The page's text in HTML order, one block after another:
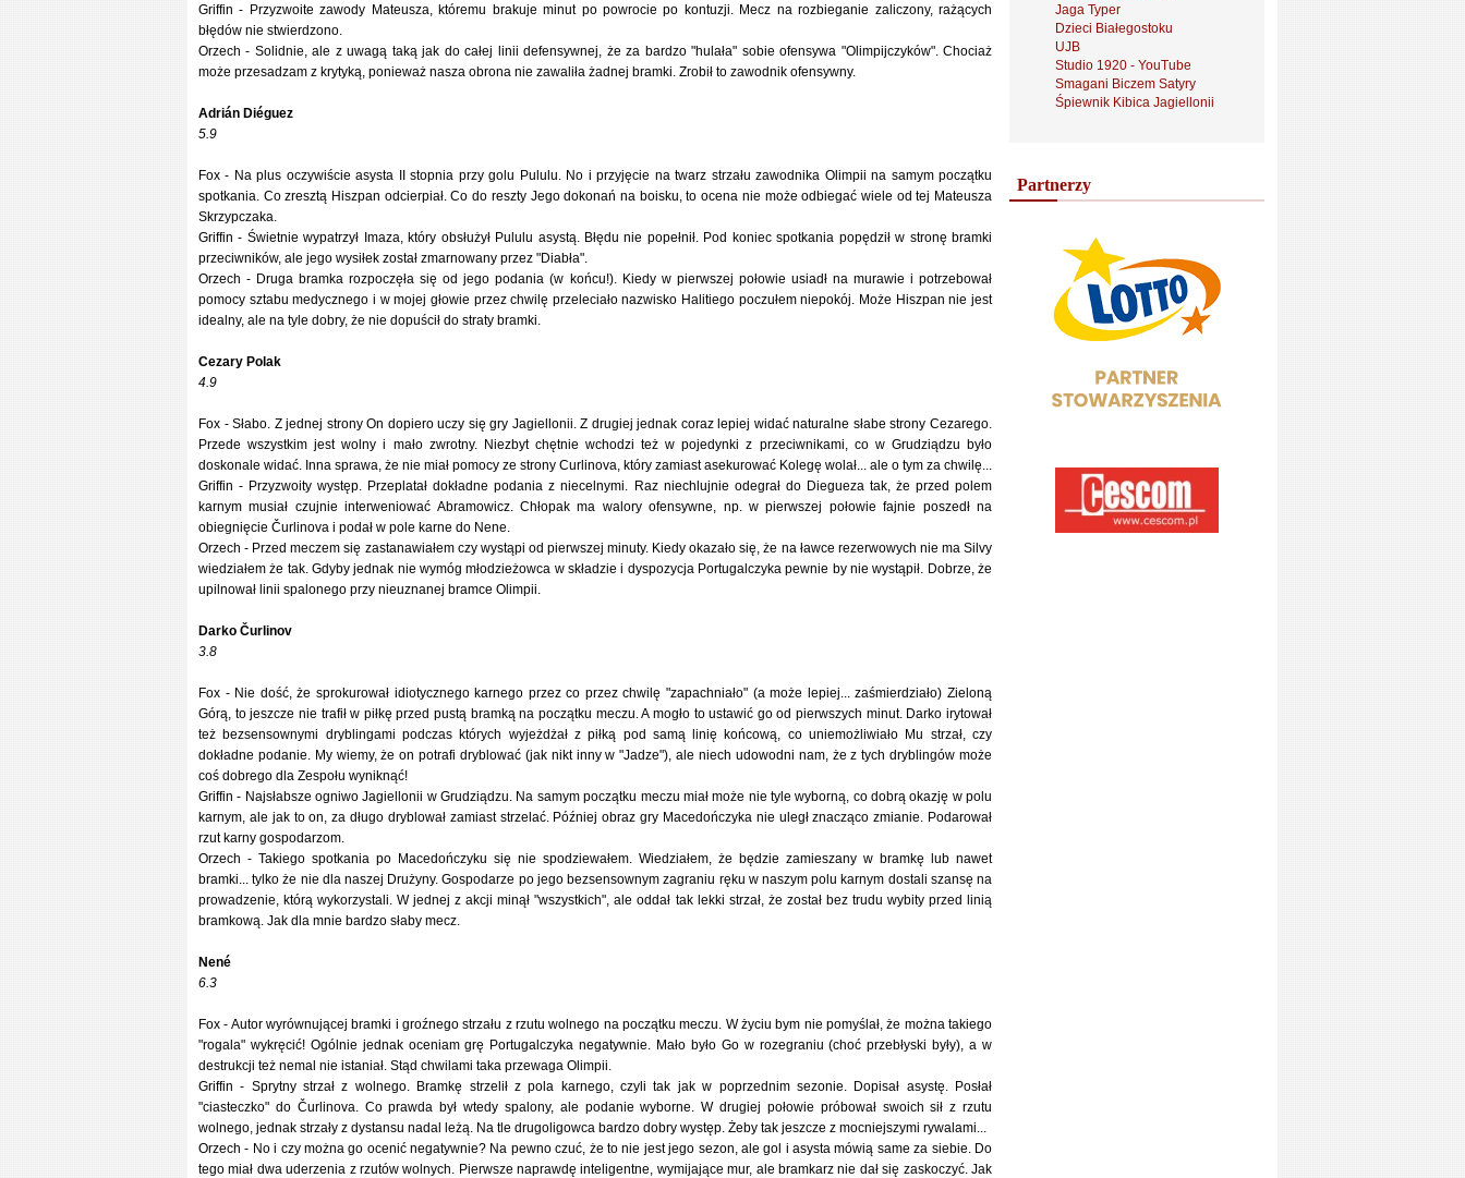
Griffin - Przyzwoite zawody Mateusza, któremu brakuje minut po powrocie po kontuzji. Mecz na rozbieganie zaliczony, rażących
błędów nie stwierdzono.
Orzech - Solidnie, ale z uwagą taką jak do całej linii defensywnej, że za bardzo "hulała" sobie ofensywa "Olimpijczyków". Chociaż
może przesadzam z krytyką, ponieważ nasza obrona nie zawaliła żadnej bramki. Zrobił to zawodnik ofensywny.
Adrián Diéguez
5.9
Fox - Na plus oczywiście asysta II stopnia przy golu Pululu. No i przyjęcie na twarz strzału zawodnika Olimpii na samym początku
spotkania. Co zresztą Hiszpan odcierpiał. Co do reszty Jego dokonań na boisku, to ocena nie może odbiegać wiele od tej Mateusza
Skrzypczaka.
Griffin - Świetnie wypatrzył Imaza, który obsłużył Pululu asystą. Błędu nie popełnił. Pod koniec spotkania popędził w stronę bramki
przeciwników, ale jego wysiłek został zmarnowany przez "Diabła".
Orzech - Druga bramka rozpoczęła się od jego podania (w końcu!). Kiedy w pierwszej połowie usiadł na murawie i potrzebował
pomocy sztabu medycznego i w mojej głowie przez chwilę przeleciało nazwisko Halitiego poczułem niepokój. Może Hiszpan nie jest
idealny, ale na tyle dobry, że nie dopuścił do straty bramki.
Cezary Polak
4.9
Fox - Słabo. Z jednej strony On dopiero uczy się gry Jagiellonii. Z drugiej jednak coraz lepiej widać naturalne słabe strony Cezarego.
Przede wszystkim jest wolny i mało zwrotny. Niezbyt chętnie wchodzi też w pojedynki z przeciwnikami, co w Grudziądzu było
doskonale widać. Inna sprawa, że nie miał pomocy ze strony Curlinova, który zamiast asekurować Kolegę wolał... ale o tym za chwilę...
Griffin - Przyzwoity występ. Przeplatał dokładne podania z niecelnymi. Raz niechlujnie odegrał do Diegueza tak, że przed polem
karnym musiał czujnie interweniować Abramowicz. Chłopak ma walory ofensywne, np. w pierwszej połowie fajnie poszedł na
obiegnięcie Čurlinova i podał w pole karne do Nene.
Orzech - Przed meczem się zastanawiałem czy wystąpi od pierwszej minuty. Kiedy okazało się, że na ławce rezerwowych nie ma Silvy
wiedziałem że tak. Gdyby jednak nie wymóg młodzieżowca w składzie i dyspozycja Portugalczyka pewnie by nie wystąpił. Dobrze, że
upilnował linii spalonego przy nieuznanej bramce Olimpii.
Darko Čurlinov
3.8
Fox - Nie dość, że sprokurował idiotycznego karnego przez co przez chwilę "zapachniało" (a może lepiej... zaśmierdziało) Zieloną
Górą, to jeszcze nie trafił w piłkę przed pustą bramką na początku meczu. A mogło to ustawić go od pierwszych minut. Darko irytował
też bezsensownymi dryblingami podczas których wyjeżdżał z piłką pod samą linię końcową, co uniemożliwiało Mu strzał, czy
dokładne podanie. My wiemy, że on potrafi dryblować (jak nikt inny w "Jadze"), ale niech udowodni nam, że z tych dryblingów może
coś dobrego dla Zespołu wyniknąć!
Griffin - Najsłabsze ogniwo Jagiellonii w Grudziądzu. Na samym początku meczu miał może nie tyle wyborną, co dobrą okazję w polu
karnym, ale jak to on, za długo dryblował zamiast strzelać. Później obraz gry Macedończyka nie uległ znacząco zmianie. Podarował
rzut karny gospodarzom.
Orzech - Takiego spotkania po Macedończyku się nie spodziewałem. Wiedziałem, że będzie zamieszany w bramkę lub nawet
bramki... tylko że nie dla naszej Drużyny. Gospodarze po jego bezsensownym zagraniu ręku w naszym polu karnym dostali szansę na
prowadzenie, którą wykorzystali. W jednej z akcji minął "wszystkich", ale oddał tak lekki strzał, że został bez trudu wybity przed linią
bramkową. Jak dla mnie bardzo słaby mecz.
Nené
6.3
Fox - Autor wyrównującej bramki i groźnego strzału z rzutu wolnego na początku meczu. W życiu bym nie pomyślał, że można takiego
"rogala" wykręcić! Ogólnie jednak oceniam grę Portugalczyka negatywnie. Mało było Go w rozegraniu (choć przebłyski były), a w
destrukcji też nemal nie istaniał. Stąd chwilami taka przewaga Olimpii.
Griffin - Sprytny strzał z wolnego. Bramkę strzelił z pola karnego, czyli tak jak w poprzednim sezonie. Dopisał asystę. Posłał
"ciasteczko" do Čurlinova. Co prawda był wtedy spalony, ale podanie wyborne. W drugiej połowie próbował swoich sił z rzutu
wolnego, jednak strzały z dystansu nadal leżą. Na tle drugoligowca bardzo dobry występ. Żeby tak jeszcze z mocniejszymi rywalami...
Orzech - No i czy można go ocenić negatywnie? Na pewno czuć, że to nie jest jego sezon, ale gol i asysta mówią same za siebie. Do
tego miał dwa uderzenia z rzutów wolnych. Pierwsze naprawdę inteligentne, wymijające mur, ale bramkarz nie dał się zaskoczyć. Jak
Jaga Typer
Dzieci Białegostoku
UJB
Studio 1920 - YouTube
Smagani Biczem Satyry
Śpiewnik Kibica Jagiellonii
Partnerzy